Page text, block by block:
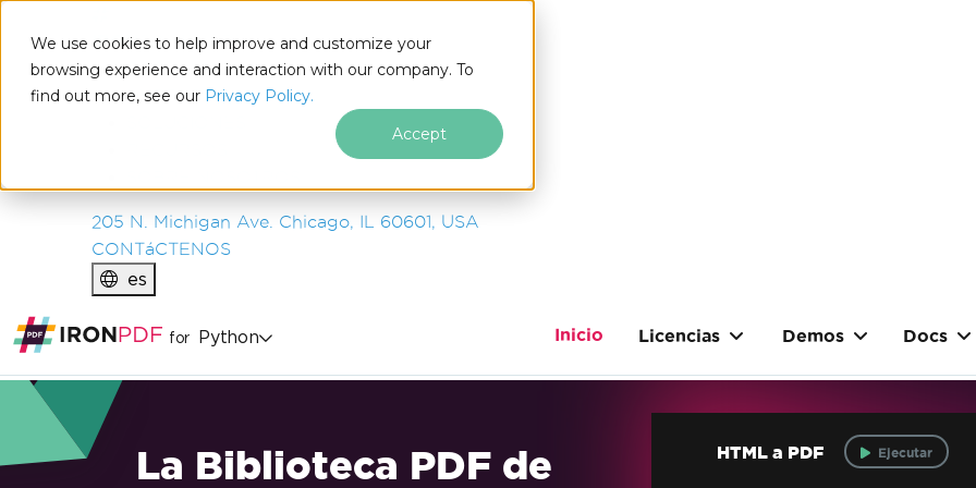
We use cookies to help improve and customize your
browsing experience and interaction with our company. To
find out more, see our Privacy Policy.
Accept
IRONSOFTWARE
PRODUCTOS
EMPRESA
205 N. Michigan Ave. Chicago, IL 60601, USA
CONTáCTENOS
es
for Python Inicio Licencias Demos Docs
La Biblioteca PDF de
HTML a PDF Ejecutar